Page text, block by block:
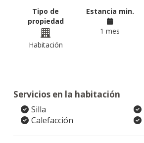
Tipo de
propiedad
Habitación
Estancia min.
1 mes
Servicios en la habitación
Silla
Calefacción